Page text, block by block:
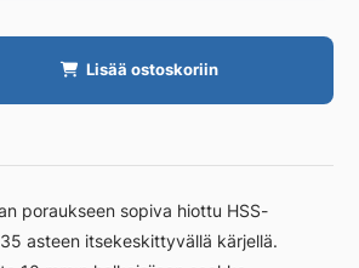
Lisää ostoskoriin
poraukseen sopiva hiottu HSS-
asteen itsekeskittyvällä kärjellä.